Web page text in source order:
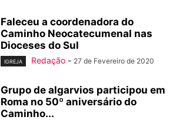
Faleceu a coordenadora do
Caminho Neocatecumenal nas
Dioceses do Sul
IGREJA Redação - 27 de Fevereiro de 2020
Grupo de algarvios participou em
Roma no 50º aniversário do
Caminho...